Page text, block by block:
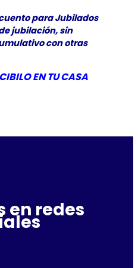
para Jubilados
jubilación, sin
con otras
EN TU CASA
en redes